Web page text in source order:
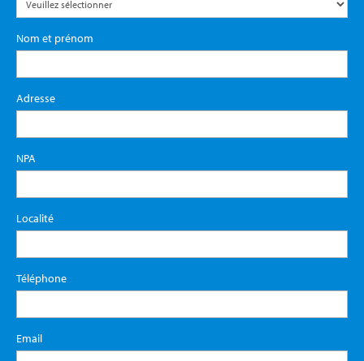
Nom et prénom
Adresse
NPA
Localité
Téléphone
Email